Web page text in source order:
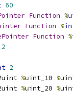
60
Function %
Function %
Function %
2
2
%uint_10 %
%uint_20 %